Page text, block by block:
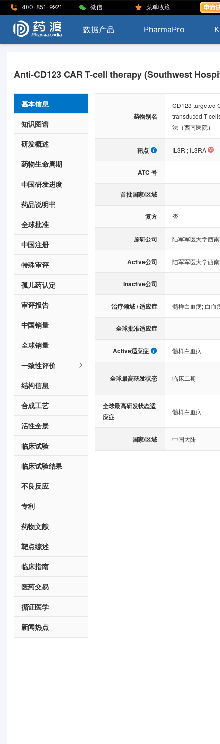
400-851-9921 | 微信 | 菜单收藏 |
数据产品 PharmaPro
Anti-CD123 CAR T-cell therapy (Southwest
基本信息
知识图谱
研发概述
药物生命周期
中国研发进度
药品说明书
全球批准
中国注册
特殊审评
孤儿药认定
审评报告
中国销量
全球销量
一致性评价
结构信息
合成工艺
活性全景
临床试验
临床试验结果
不良反应
专利
药物文献
靶点综述
临床指南
医药交易
循证医学
新闻热点
药物别名
CD123-targeted
transduced T
法（西南医院）
靶点 IL3R ; IL3RA
ATC 号
首批国家/区域
复方 否
原研公司 陆军军医大学西
Active公司 陆军军医大学西
Inactive公司
治疗领域 / 适应症 髓样白血病; 白血
全球批准适应症
Active适应症 髓样白血病
全球最高研发状态 临床二期
全球最高研发状态适
应症
髓样白血病
国家/区域 中国大陆